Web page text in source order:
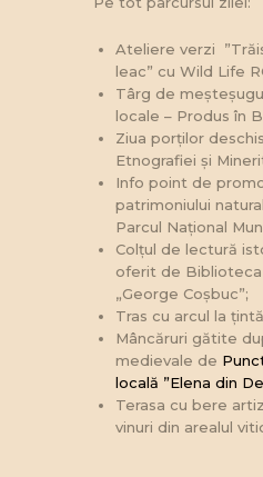
Ateliere verzi
leac” cu Wild Life
Târg de
locale – Produs în
Ziua porților
Etnografiei și
Info point de
patrimoniului
Parcul Național
Colțul de lectură
oferit de Biblioteca
„George Coșbuc”;
Tras cu arcul la
Mâncăruri gătite
medievale de
locală ”Elena din
Terasa cu bere
vinuri din arealul